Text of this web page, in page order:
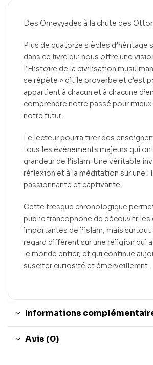
Des Omeyyades à la chute des
Plus de quatorze siècles d’héritage
dans ce livre qui nous offre une
l’Histoire de la civilisation
se répète » dit le proverbe et c’est
appartient à chacun et à chacune
comprendre notre passé pour
notre futur.
Le lecteur pourra tirer des
tous les évènements majeurs qui
grandeur de l’islam. Une véritable
réflexion et à la méditation sur une
passionnante et captivante.
Cette fresque chronologique
public francophone de découvrir les
importantes de l’islam, mais surtout
regard différent sur une religion qui
le monde entier, et qui continue
susciter curiosité et émerveillemnt.
Informations
Avis (0)